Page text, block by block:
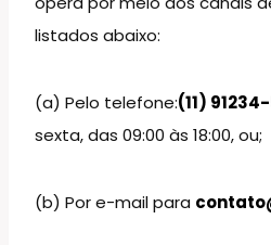
listados abaixo:
(a) Pelo telefone:(11)
sexta, das 09:00 às 18:00, ou;
(b) Por e-mail para